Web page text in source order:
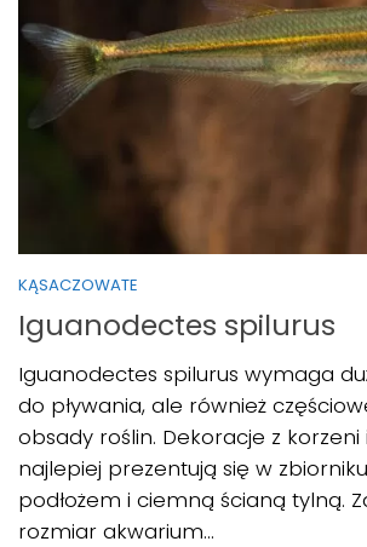
KĄSACZOWATE
Iguanodectes spilurus
Iguanodectes spilurus wymaga
do pływania, ale również
obsady roślin. Dekoracje z korzeni
najlepiej prezentują się w
podłożem i ciemną ścianą tylną.
rozmiar akwarium...